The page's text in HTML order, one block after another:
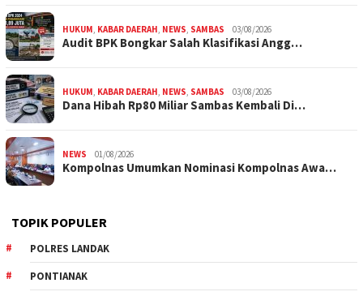
HUKUM, KABAR DAERAH, NEWS, SAMBAS 03/08/2026
Audit BPK Bongkar Salah Klasifikasi Angg…
HUKUM, KABAR DAERAH, NEWS, SAMBAS 03/08/2026
Dana Hibah Rp80 Miliar Sambas Kembali Di…
NEWS 01/08/2026
Kompolnas Umumkan Nominasi Kompolnas Awa…
TOPIK POPULER
POLRES LANDAK
PONTIANAK